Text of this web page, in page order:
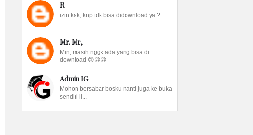
R
izin kak, knp tdk bisa didownload ya ?
Mr. Mr,
Min, masih nggk ada yang bisa di
download 😢😢😢
Admin IG
Mohon bersabar bosku nanti juga ke buka
sendiri li...